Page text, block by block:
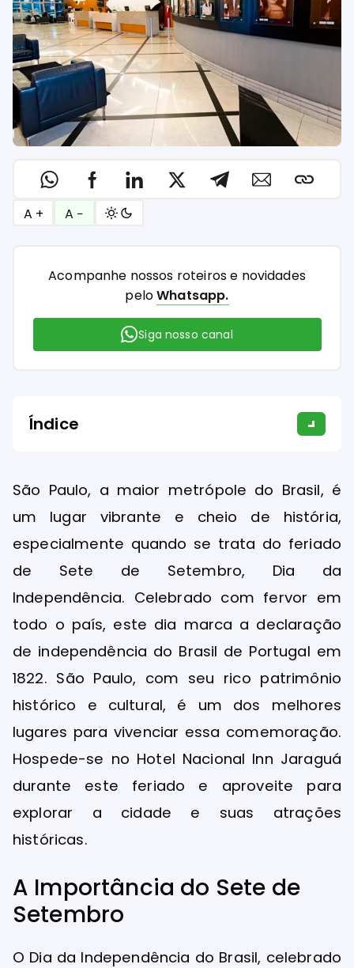
A + A −
Acompanhe nossos roteiros e novidades
peloWhatsapp.
Siga nosso canal
Índice
São Paulo, a maior metrópole do Brasil, é
um lugar vibrante e cheio de história,
especialmente quando se trata do feriado
de Sete de Setembro, Dia da
Independência. Celebrado com fervor em
todo o país, este dia marca a declaração
de independência do Brasil de Portugal em
1822. São Paulo, com seu rico patrimônio
histórico e cultural, é um dos melhores
lugares para vivenciar essa comemoração.
Hospede-se no Hotel Nacional Inn Jaraguá
durante este feriado e aproveite para
explorar a cidade e suas atrações
históricas.
A Importância do Sete de
Setembro
O Dia da Independência do Brasil, celebrado